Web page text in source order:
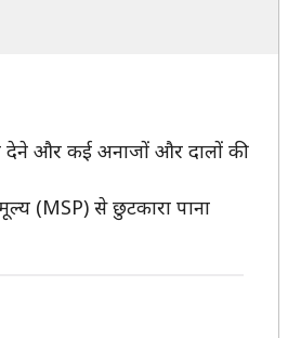
देने और कई अनाजों और दालों की
(MSP) से छुटकारा पाना